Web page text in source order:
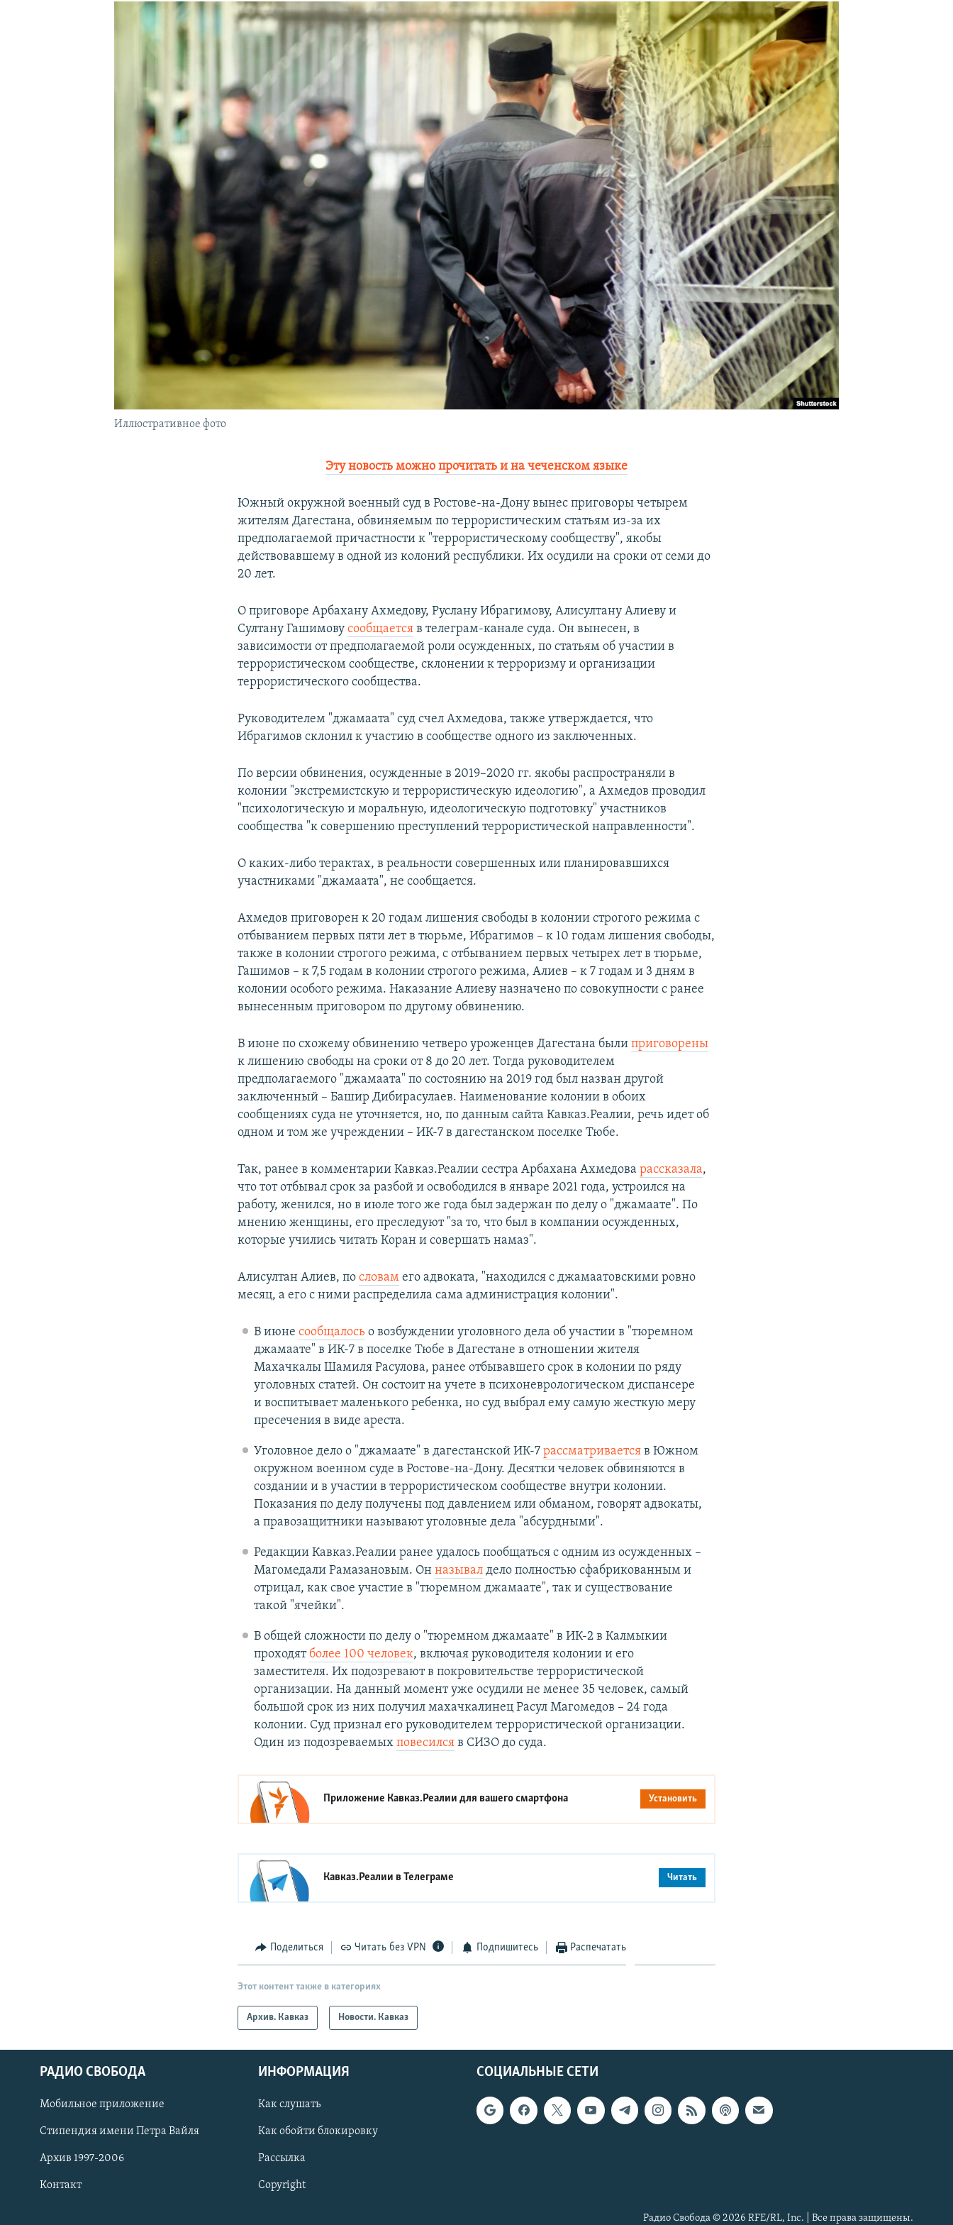
ПОДПИШИТЕСЬ НА РАССЫЛКУ
СОЦИАЛЬНЫЕ СЕТИ
Иллюстративное фото
Эту новость можно прочитать и на чеченском языке
Южный окружной военный суд в Ростове-на-Дону вынес приговоры четырем
жителям Дагестана, обвиняемым по террористическим статьям из-за их
предполагаемой причастности к "террористическому сообществу", якобы
действовавшему в одной из колоний республики. Их осудили на сроки от семи до
20 лет.
О приговоре Арбахану Ахмедову, Руслану Ибрагимову, Алисултану Алиеву и
Султану Гашимовусообщается в телеграм-канале суда. Он вынесен, в
зависимости от предполагаемой роли осужденных, по статьям об участии в
террористическом сообществе, склонении к терроризму и организации
террористического сообщества.
Руководителем "джамаата" суд счел Ахмедова, также утверждается, что
Ибрагимов склонил к участию в сообществе одного из заключенных.
По версии обвинения, осужденные в 2019–2020 гг. якобы распространяли в
колонии "экстремистскую и террористическую идеологию", а Ахмедов проводил
"психологическую и моральную, идеологическую подготовку" участников
сообщества "к совершению преступлений террористической направленности".
О каких-либо терактах, в реальности совершенных или планировавшихся
участниками "джамаата", не сообщается.
Ахмедов приговорен к 20 годам лишения свободы в колонии строгого режима с
отбыванием первых пяти лет в тюрьме, Ибрагимов – к 10 годам лишения свободы,
также в колонии строгого режима, с отбыванием первых четырех лет в тюрьме,
Гашимов – к 7,5 годам в колонии строгого режима, Алиев – к 7 годам и 3 дням в
колонии особого режима. Наказание Алиеву назначено по совокупности с ранее
вынесенным приговором по другому обвинению.
В июне по схожему обвинению четверо уроженцев Дагестана былиприговорены
к лишению свободы на сроки от 8 до 20 лет. Тогда руководителем
предполагаемого "джамаата" по состоянию на 2019 год был назван другой
заключенный – Башир Дибирасулаев. Наименование колонии в обоих
сообщениях суда не уточняется, но, по данным сайта Кавказ.Реалии, речь идет об
одном и том же учреждении – ИК-7 в дагестанском поселке Тюбе.
Так, ранее в комментарии Кавказ.Реалии сестра Арбахана Ахмедоварассказала,
что тот отбывал срок за разбой и освободился в январе 2021 года, устроился на
работу, женился, но в июле того же года был задержан по делу о "джамаате". По
мнению женщины, его преследуют "за то, что был в компании осужденных,
которые учились читать Коран и совершать намаз".
Алисултан Алиев, пословам его адвоката, "находился с джамаатовскими ровно
месяц, а его с ними распределила сама администрация колонии".
В июне сообщалосьо возбуждении уголовного дела об участии в "тюремном
джамаате" в ИК-7 в поселке Тюбе в Дагестане в отношении жителя
Махачкалы Шамиля Расулова, ранее отбывавшего срок в колонии по ряду
уголовных статей. Он состоит на учете в психоневрологическом диспансере
и воспитывает маленького ребенка, но суд выбрал ему самую жесткую меру
пресечения в виде ареста.
Уголовное дело о "джамаате" в дагестанской ИК-7 рассматриваетсяв Южном
окружном военном суде в Ростове-на-Дону. Десятки человек обвиняются в
создании и в участии в террористическом сообществе внутри колонии.
Показания по делу получены под давлением или обманом, говорят адвокаты,
а правозащитники называют уголовные дела "абсурдными".
Редакции Кавказ.Реалии ранее удалось пообщаться с одним из осужденных –
Магомедали Рамазановым. Он называлдело полностью сфабрикованным и
отрицал, как свое участие в "тюремном джамаате", так и существование
такой "ячейки".
В общей сложности по делу о "тюремном джамаате" в ИК-2 в Калмыкии
проходят более 100 человек, включая руководителя колонии и его
заместителя. Их подозревают в покровительстве террористической
организации. На данный момент уже осудили не менее 35 человек, самый
большой срок из них получил махачкалинец Расул Магомедов – 24 года
колонии. Суд признал его руководителем террористической организации.
Один из подозреваемых повесилсяв СИЗО до суда.​
Приложение Кавказ.Реалии для вашего смартфона Установить
Кавказ.Реалии вТелеграме Читать
Поделиться Читать без VPN Подпишитесь Распечатать
Этот контент также в категориях
Архив. Кавказ Новости. Кавказ
СОЦИАЛЬНЫЕ СЕТИ
РАДИО СВОБОДА
Мобильное приложение
Стипендия имени Петра Вайля
Архив 1997-2006
Контакт
ИНФОРМАЦИЯ
Как слушать
Как обойти блокировку
Рассылка
Copyright
Радио Свобода © 2026 RFE/RL, Inc. | Все права защищены.